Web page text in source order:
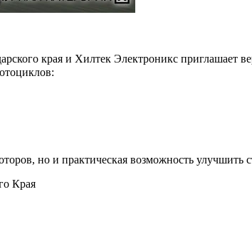
края и Хилтек Электроникс приглашает
но и практическая возможность улучшить
Края